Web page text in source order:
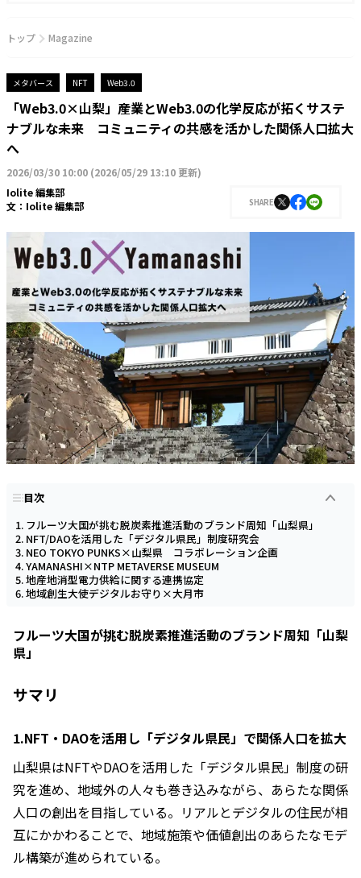
トップ Magazine
メタバース NFT Web3.0
「Web3.0×山梨」産業とWeb3.0の化学反応が拓くサステ
ナブルな未来 コミュニティの共感を活かした関係人口拡大
へ
2026/03/30 10:00 (2026/05/29 13:10 更新)
Iolite 編集部
文： Iolite 編集部 SHARE
目次
フルーツ大国が挑む脱炭素推進活動のブランド周知「山梨県」
NFT/DAOを活用した「デジタル県民」制度研究会
NEO TOKYO PUNKS×山梨県 コラボレーション企画
YAMANASHI×NTP METAVERSE MUSEUM
地産地消型電力供給に関する連携協定
地域創生大使デジタルお守り×大月市
フルーツ大国が挑む脱炭素推進活動のブランド周知「山梨
県」
サマリ
1.NFT・DAOを活用し「デジタル県民」で関係人口を拡大
山梨県はNFTやDAOを活用した「デジタル県民」制度の研
究を進め、地域外の人々も巻き込みながら、あらたな関係
人口の創出を目指している。リアルとデジタルの住民が相
互にかかわることで、地域施策や価値創出のあらたなモデ
ル構築が進められている。